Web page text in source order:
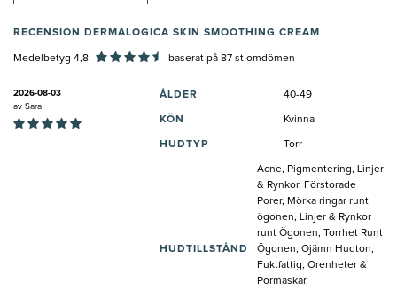
RECENSION DERMALOGICA SKIN SMOOTHING CREAM
Medelbetyg 4,8 baserat på 87 st omdömen
2026-08-03
av Sara
ÅLDER 40-49
KÖN Kvinna
HUDTYP Torr
HUDTILLSTÅND
Acne, Pigmentering, Linjer
& Rynkor, Förstorade
Porer, Mörka ringar runt
ögonen, Linjer & Rynkor
runt Ögonen, Torrhet Runt
Ögonen, Ojämn Hudton,
Fuktfattig, Orenheter &
Pormaskar,